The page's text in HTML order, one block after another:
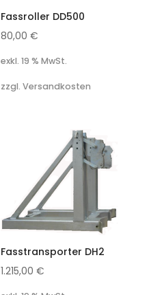
Fassroller DD500
80,00€
exkl. 19 % MwSt.
zzgl. Versandkosten
Fasstransporter DH2
1.215,00€